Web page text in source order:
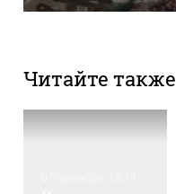
Читайте также